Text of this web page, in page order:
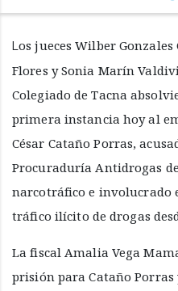
Los jueces Wilber Gonzales Cáceres, Javier Salazar
Flores y Sonia Marín
Colegiado de Tacna
primera instancia hoy al
César Cataño Porras,
Procuraduría Antidrogas
narcotráfico e involucrado
tráfico ilícito de drogas
La fiscal Amalia Vega
prisión para Cataño Porras